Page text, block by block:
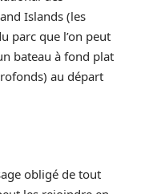
Islands (les
parc que l’on peut
bateau à fond plat
au départ
obligé de tout